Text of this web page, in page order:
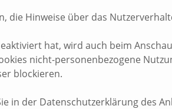
die Hinweise über das
hat, wird auch beim
nicht-personenbezogene
blockieren.
in der Datenschutzerklärung des